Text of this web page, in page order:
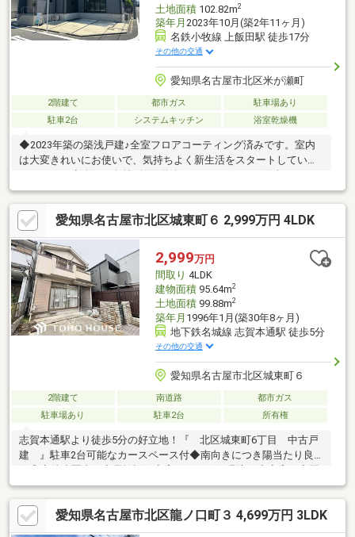
土地面積102.82m2
築年月 2023年10月(築2年11ヶ月)
名鉄小牧線 上飯田駅 徒歩17分
その他の交通
愛知県名古屋市北区米が瀬町
2階建て 都市ガス
駐車場あり
駐車2台
システムキッチン 浴室乾燥機
◆2023年築の築浅戸建♪全室フロアコーティング済みです。室内
は大変きれいにお使いで、気持ちよく新生活をスタートしていた
風通しが良好です。開放感のある住環境が魅力です。◆独立した
4部屋を確保した4LDK♪ご家族それぞれの個室としても利用可能で
す。ユーティリティスペースは在宅ワークやお子様の学習スペー
スにもおすすめです。『親切』『迅速』『丁寧』がモットーで
す！お客様に寄り添い、信頼で選ばれる、親しみやすい不動産の
プロフェッショナル。住まい探しは「HEIBEI不動産」にお任せく
ださい♪
愛知県名古屋市北区城東町６ 2,999万円 4LDK
2,999万円
間取り 4LDK
建物面積95.64m2
土地面積99.88m2
築年月 1996年1月(築30年8ヶ月)
地下鉄名城線 志賀本通駅 徒歩5分
その他の交通
愛知県名古屋市北区城東町６
2階建て 南道路
都市ガス
駐車場あり
駐車2台 所有権
志賀本通駅より徒歩5分の好立地！『 北区城東町6丁目 中古戸
建 』駐車2台可能なカースペース付◆南向きにつき陽当たり良
好◎◇徒歩圏内に商業施設が充実している住環境！◆寝室や客間
など多目的に利用可能な和室有り◇スペースを広く確保できる壁
付けキッチンを採用◆浴室には便利な換気のための窓付です◇各
階にトイレ有り！～名古屋エリアの「お住まい」探しに確かな安
心と満足を～東宝ハウス名古屋中央ならではの高品質なサービス
愛知県名古屋市北区龍ノ口町３ 4,699万円 3LDK